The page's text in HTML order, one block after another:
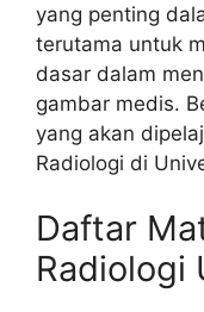
yang penting
terutama untuk
dasar dalam
gambar medis.
yang akan
Radiologi di
Daftar
Radiologi